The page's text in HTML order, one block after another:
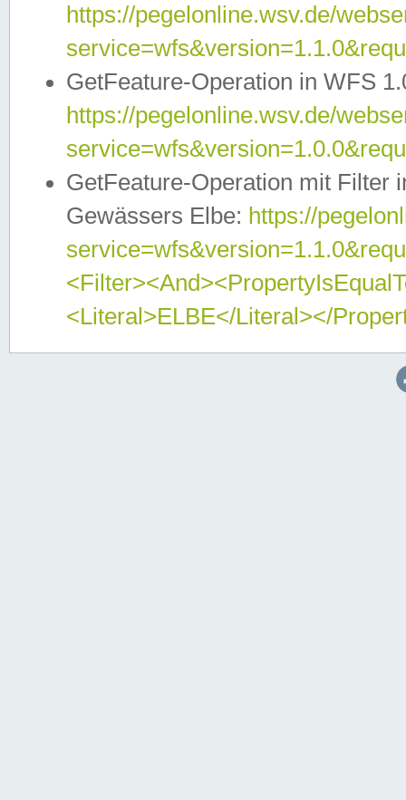
https://pegelonline.wsv.de/
GetFeature-Operation in WFS
https://pegelonline.wsv.de/
GetFeature-Operation mit Filter
Gewässers Elbe: https://
<Literal>ELBE</Literal></